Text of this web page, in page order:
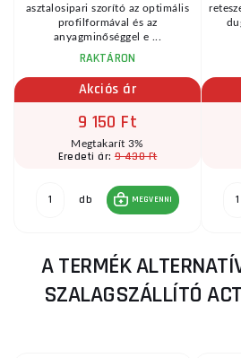
asztalosipari szorító az optimális
profilformával és az
anyagminőséggel e ...
RAKTÁRON
Akciós ár
9 150 Ft
Megtakarít 3%
Eredeti ár:9 430 Ft
db MEGVENNI
A TERMÉK
SZALAGSZÁLLÍTÓ